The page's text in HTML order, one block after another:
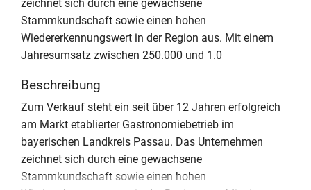
zeichnet sich durch eine gewachsene
Stammkundschaft sowie einen hohen
Wiedererkennungswert in der Region aus. Mit einem
Jahresumsatz zwischen 250.000 und 1.0
Beschreibung
Zum Verkauf steht ein seit über 12 Jahren erfolgreich
am Markt etablierter Gastronomiebetrieb im
bayerischen Landkreis Passau. Das Unternehmen
zeichnet sich durch eine gewachsene
Stammkundschaft sowie einen hohen